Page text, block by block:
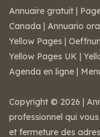
Annuaire gratuit |
Canada | Annuario
Yellow Pages |
Yellow Pages UK |
Agenda en ligne |
Copyright © 2026 |
professionnel qui
et fermeture des